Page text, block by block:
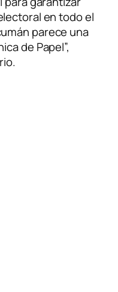
en todo el
parece una
de Papel”,